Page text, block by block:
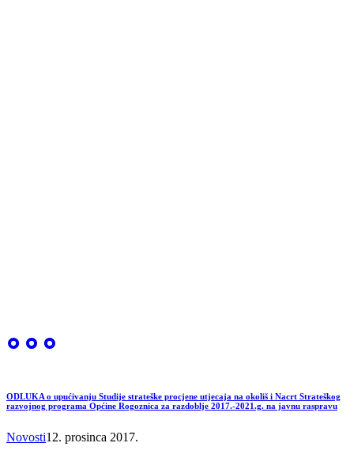
ODLUKA o upućivanju Studije strateške procjene utjecaja na okoliš i Nacrt Strateškog
razvojnog programa Općine Rogoznica za razdoblje 2017.-2021.g. na javnu raspravu
Novosti12. prosinca 2017.